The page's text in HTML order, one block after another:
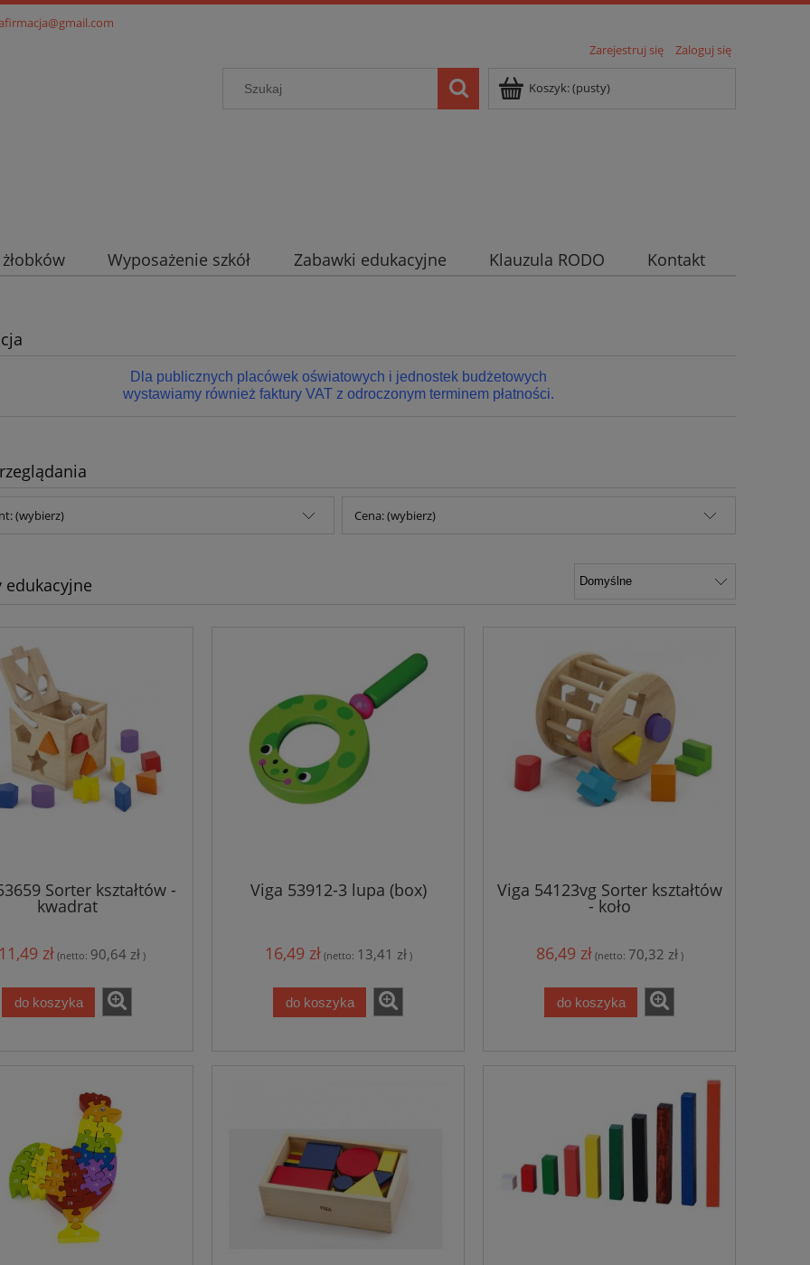
Zarejestruj się
Zaloguj się
Koszyk:(pusty)
Wyposażenie szkół Zabawki edukacyjne Klauzula RODO Kontakt
Dla publicznych placówek oświatowych i jednostek budżetowych
wystawiamy również faktury VAT z odroczonym terminem płatności.
(wybierz) Cena: (wybierz)
edukacyjne
Sorter kształtów -
kwadrat
zł (netto: 90,64 zł)
do koszyka
Viga 53912-3 lupa (box)
16,49 zł (netto: 13,41 zł)
do koszyka
Viga 54123vg Sorter kształtów
- koło
86,49 zł (netto: 70,32 zł)
do koszyka